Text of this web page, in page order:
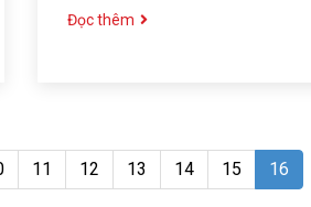
Đọc thêm
11 12 13 14 15 16